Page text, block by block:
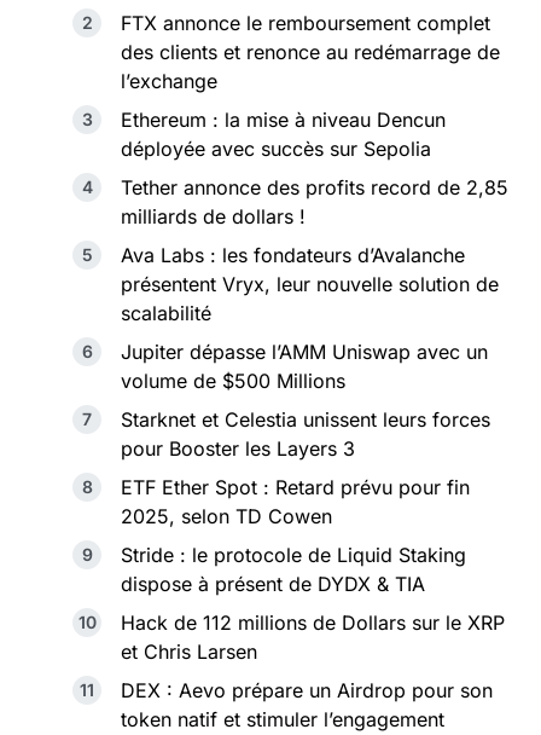
FTX annonce le remboursement complet
des clients et renonce au redémarrage de
l’exchange
Ethereum : la mise à niveau Dencun
déployée avec succès sur Sepolia
Tether annonce des profits record de 2,85
milliards de dollars !
Ava Labs : les fondateurs d’Avalanche
présentent Vryx, leur nouvelle solution de
scalabilité
Jupiter dépasse l’AMM Uniswap avec un
volume de $500 Millions
Starknet et Celestia unissent leurs forces
pour Booster les Layers 3
ETF Ether Spot : Retard prévu pour fin
2025, selon TD Cowen
Stride : le protocole de Liquid Staking
dispose à présent de DYDX & TIA
Hack de 112 millions de Dollars sur le XRP
et Chris Larsen
DEX : Aevo prépare un Airdrop pour son
token natif et stimuler l’engagement